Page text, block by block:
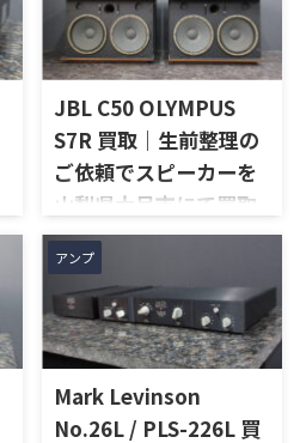
JBL C50 OLYMPUS
S7R 買取｜生前整理の
ご依頼でスピーカーを
山梨県大月市にて買取
しました
山梨県大月市で、生前整理に伴
いJBLの大型スピーカー「C50
OLYMPUS S7R」を出張買取さ
せていただきました。今回の
お品物は、長年大切に音楽を
楽しまれてきたご本人様より、
オーディオ機器の整理を進めた
アンプ
Mark Levinson
No.26L / PLS-226L 買